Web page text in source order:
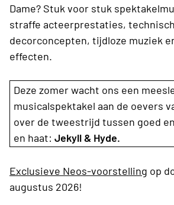
Dame? Stuk voor stuk
straffe acteerprestaties,
decorconcepten, tijdloze muziek
effecten.
Deze zomer wacht ons een
musicalspektakel aan de oevers
over de tweestrijd tussen goed
en haat: Jekyll & Hyde.
Exclusieve Neos-voorstelling op
augustus 2026!